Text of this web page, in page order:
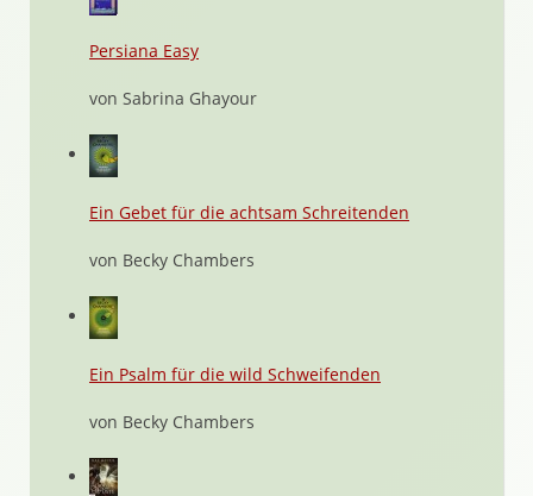
Persiana Easy
von Sabrina Ghayour
Ein Gebet für die achtsam Schreitenden
von Becky Chambers
Ein Psalm für die wild Schweifenden
von Becky Chambers